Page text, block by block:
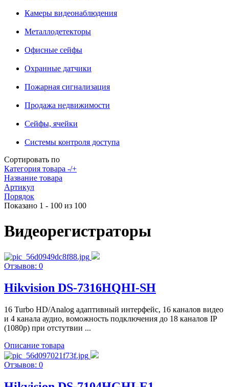
Камеры видеонаблюдения
Металлодетекторы
Офисные сейфы
Охранные датчики
Пожарная сигнализация
Продажа недвижимости
Сейфы, ячейки
Системы контроля доступа
Сортировать по
Категория товара -/+
Название товара
Артикул
Порядок
Показано 1 - 100 из 100
Видеорегистраторы
Отзывов: 0
Hikvision DS-7316HQHI-SH
16 Turbo HD/Analog адаптивный интерфейс, 16 каналов видео
и 4 канала аудио, воможность подключения до 18 каналов IP
(1080p) при отстутвии ...
Описание товара
Отзывов: 0